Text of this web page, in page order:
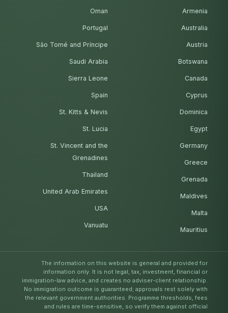
Armenia
Australia
Austria
Botswana
Canada
Cyprus
Dominica
Egypt
Germany
Greece
Grenada
Maldives
Malta
Mauritius
Oman
Portugal
São Tomé and Príncipe
Saudi Arabia
Sierra Leone
Spain
St. Kitts & Nevis
St. Lucia
St. Vincent and the
Grenadines
Thailand
United Arab Emirates
USA
Vanuatu
The information on this website is general and provided for
information only. It is not legal, tax, investment, financial or
immigration-law advice, and creates no adviser-client relationship.
No immigration outcome is guaranteed; approvals rest solely with
the relevant government authorities. Programme thresholds, fees
and rules are time-sensitive, so verify them against official